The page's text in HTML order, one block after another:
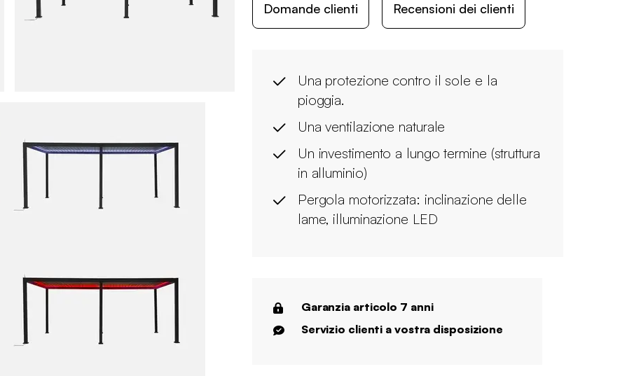
Domande clienti Recensioni dei clienti
Una protezione contro il sole e la
pioggia.
Una ventilazione naturale
Un investimento a lungo termine (struttura
in alluminio)
Pergola motorizzata: inclinazione delle
lame, illuminazione LED
Garanzia articolo 7 anni
Servizio clienti a vostra disposizione